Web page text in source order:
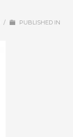
/ PUBLISHED IN